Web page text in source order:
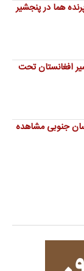
هما در پنجشیر
افغانستان تحت
جنوبی مشاهده